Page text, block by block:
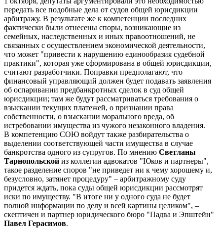
передать все подобные дела от судов общей юрисдикции
арбитражу. В результате же к компетенции последних
фактически были отнесены споры, возникающие из
семейных, наследственных и иных правоотношений, не
связанных с осуществлением экономической деятельности,
что может "привести к нарушению единообразия судебной
практики", которая уже сформирована в общей юрисдикции,
считают разработчики. Поправки предполагают, что
финансовый управляющий должен будет подавать заявления
об оспаривании предбанкротных сделок в суд общей
юрисдикции; там же будут рассматриваться требования о
взыскании текущих платежей, о признании права
собственности, о взыскании морального вреда, об
истребовании имущества из чужого незаконного владения.
В компетенцию СОЮ войдут также разбирательства о
выделении соответствующей части имущества в случае
банкротства одного из супругов. По мнению Светланы
Тарнопольской из коллегии адвокатов "Юков и партнеры",
такое разделение споров "не приведет ни к чему хорошему и,
безусловно, затянет процедуру" – арбитражному суду
придется ждать, пока суды общей юрисдикции рассмотрят
иски по имуществу. "В итоге ни у одного суда не будет
полной информации по делу и всей картины целиком", –
скептичен и партнер юридического бюро "Падва и Эпштейн"
Павел Герасимов.